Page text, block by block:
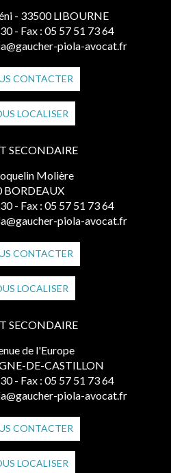
- 33500 LIBOURNE
- Fax : 05 57 51 73 64
piola-avocat.fr
CONTACTER
LOCALISER
SECONDAIRE
Molière
BORDEAUX
- Fax : 05 57 51 73 64
piola-avocat.fr
CONTACTER
LOCALISER
SECONDAIRE
de l'Europe
DE-CASTILLON
- Fax : 05 57 51 73 64
piola-avocat.fr
CONTACTER
LOCALISER